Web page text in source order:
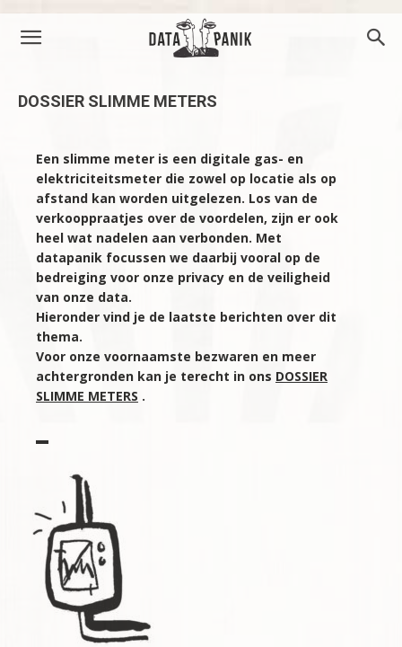
DOSSIER SLIMME METERS
Een slimme meter is een digitale gas- en
elektriciteitsmeter die zowel op locatie als op
afstand kan worden uitgelezen. Los van de
verkooppraatjes over de voordelen, zijn er ook
heel wat nadelen aan verbonden. Met
datapanik focussen we daarbij vooral op de
bedreiging voor onze privacy en de veiligheid
van onze data.
Hieronder vind je de laatste berichten over dit
thema.
Voor onze voornaamste bezwaren en meer
achtergronden kan je terecht in ons DOSSIER
SLIMME METERS .
▬